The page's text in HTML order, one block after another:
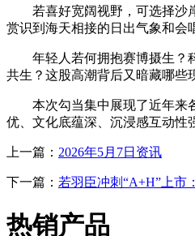
若喜好宽阔视野，可选择沙
赏识到海天相接的日出气象和会
年轻人若何拥抱赛博摄生？
共生？这股高潮背后又暗藏哪些
本次勾当集中展现了近年来
优、文化底蕴深、沉浸感互动性
上一篇： 2026年5月7日资讯
下一篇： 若羽臣冲刺“A+H”上市
热销产品